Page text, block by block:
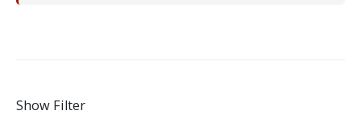
Show Filter